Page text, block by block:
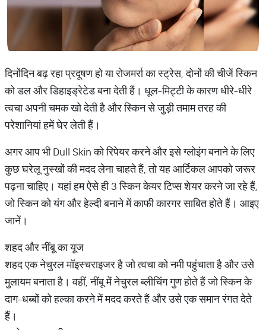
दिनोंदिन बढ़ रहा प्रदूषण हो या रोजमर्रा का स्ट्रेस, दोनों की चीजें स्किन
को डल और डिहाइड्रेटेड बना देती हैं। धूल-मिट्टी के कारण धीरे-धीरे
त्वचा अपनी चमक खो देती है और स्किन से जुड़ी तमाम तरह की
परेशानियां हमें घेर लेती हैं।
अगर आप भी Dull Skin को रिपेयर करने और इसे ग्लोइंग बनाने के लिए
कुछ घरेलू नुस्खों की मदद लेना चाहते हैं, तो यह आर्टिकल आपको जरूर
पढ़ना चाहिए। यहां हम ऐसे ही 3 स्किन केयर टिप्स शेयर करने जा रहे हैं,
जो स्किन को यंग और हेल्दी बनाने में काफी कारगर साबित होते हैं। आइए
जानें।
शहद और नींबू का यूज
शहद एक नेचुरल मॉइस्चराइजर है जो त्वचा को नमी पहुंचाता है और उसे
मुलायम बनाता है। वहीं, नींबू में नेचुरल ब्लीचिंग गुण होते हैं जो स्किन के
दाग-धब्बों को हल्का करने में मदद करते हैं और उसे एक समान रंगत देते
हैं।